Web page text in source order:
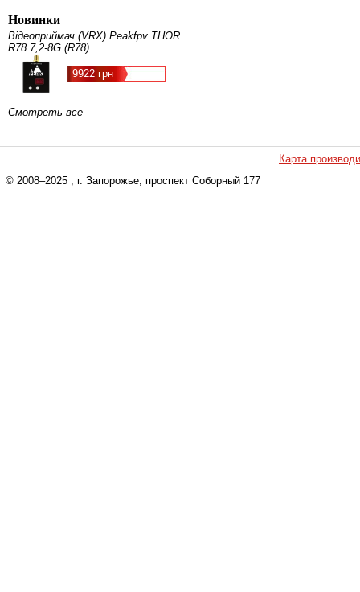
Новинки
Відеоприймач (VRX) Peakfpv THOR
R78 7,2-8G (R78)
9922 грн
Смотреть все
Карта
© 2008–2025 , г. Запорожье, проспект Соборный 177